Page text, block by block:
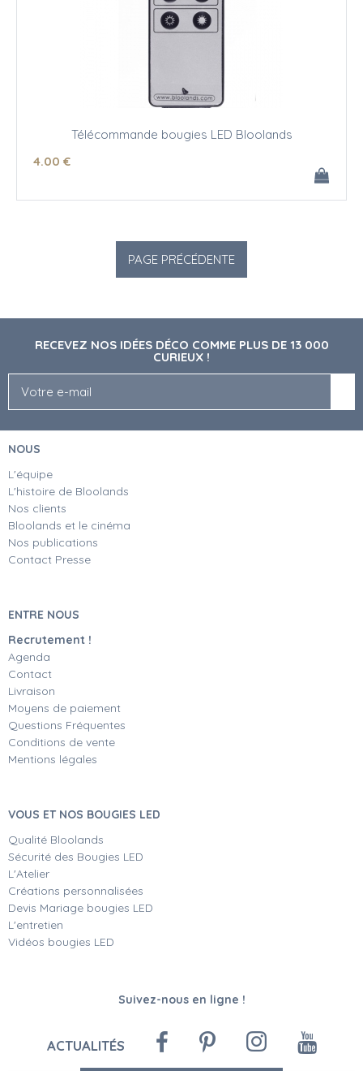
Télécommande bougies LED Bloolands
4.00 €
RECEVEZ NOS IDÉES DÉCO COMME PLUS DE 13 000
CURIEUX !
NOUS
L'équipe
L'histoire de Bloolands
Nos clients
Bloolands et le cinéma
Nos publications
Contact Presse
ENTRE NOUS
Recrutement !
Agenda
Contact
Livraison
Moyens de paiement
Questions Fréquentes
Conditions de vente
Mentions légales
VOUS ET NOS BOUGIES LED
Qualité Bloolands
Sécurité des Bougies LED
L'Atelier
Créations personnalisées
Devis Mariage bougies LED
L'entretien
Vidéos bougies LED
Suivez-nous en ligne !
ACTUALITÉS